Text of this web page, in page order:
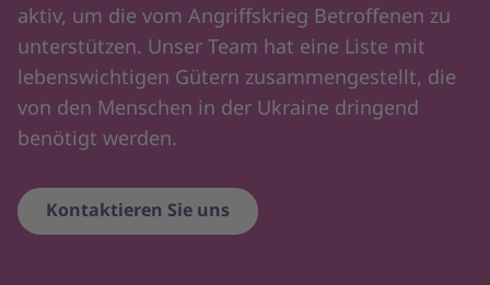
aktiv, um die vom Angriffskrieg Betroffenen zu
unterstützen. Unser Team hat eine Liste mit
lebenswichtigen Gütern zusammengestellt, die
von den Menschen in der Ukraine dringend
benötigt werden.
Kontaktieren Sie uns